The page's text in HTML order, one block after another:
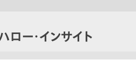
ロー・インサイト